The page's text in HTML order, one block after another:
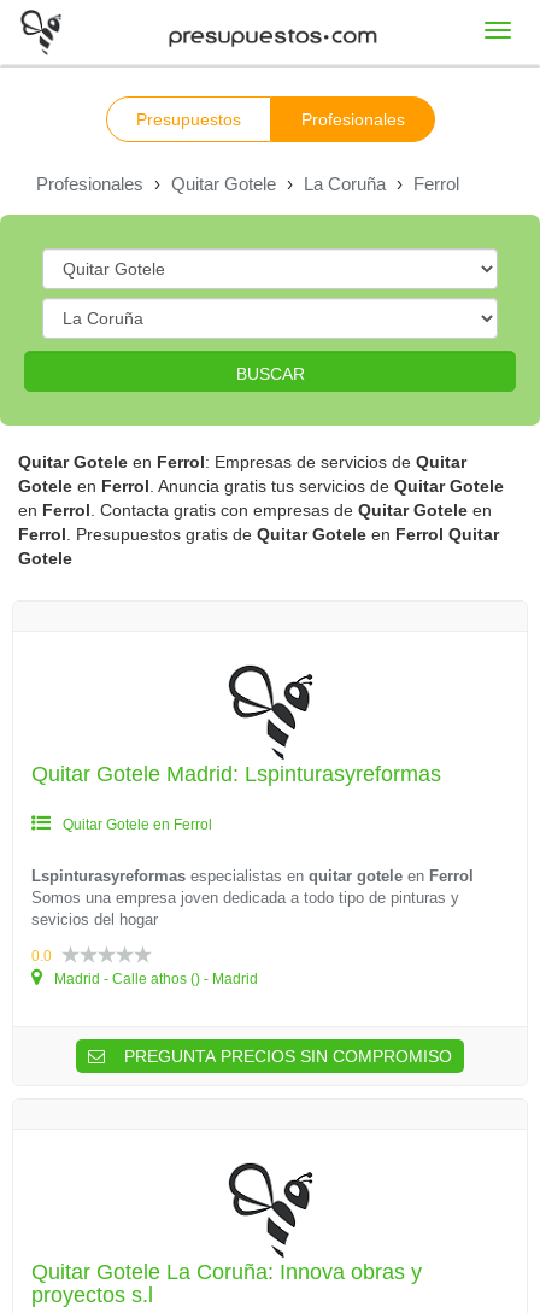
Presupuestos Profesionales
Profesionales › Quitar Gotele › La Coruña › Ferrol
BUSCAR
Quitar Gotele en Ferrol: Empresas de servicios de Quitar
Gotele en Ferrol . Anuncia gratis tus servicios de Quitar Gotele
en Ferrol . Contacta gratis con empresas de Quitar Gotele en
Ferrol . Presupuestos gratis de Quitar Gotele en Ferrol Quitar
Gotele
Quitar Gotele Madrid: Lspinturasyreformas
Quitar Gotele en Ferrol
Lspinturasyreformas especialistas en quitar gotele en Ferrol
Somos una empresa joven dedicada a todo tipo de pinturas y
sevicios del hogar
0.0
Madrid - Calle athos () - Madrid
PREGUNTA PRECIOS SIN COMPROMISO
Quitar Gotele La Coruña: Innova obras y
proyectos s.l